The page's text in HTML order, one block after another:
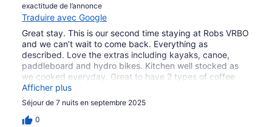
exactitude de l’annonce
Traduire avec Google
Great stay. This is our second time staying at Robs VRBO
and we can’t wait to come back. Everything as
described. Love the extras including kayaks, canoe,
paddleboard and hydro bikes. Kitchen well stocked as
we cooked everyday. Great to have 2 types of coffee
pots. Loved seeing deer in yard everyday. Thanks for a
wonderful stay.
Afficher plus
Séjour de 7 nuits en septembre 2025
0